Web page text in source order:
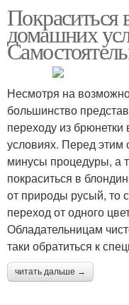
Покраситься
домашних
Несмотря на
большинство
переходу из
условиях. Перед этим
минусы процедуры, а
покраситься в
от природы русый, то
переход от одного
Обладательницам
таки обратиться к
читать дальше →